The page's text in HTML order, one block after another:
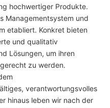
hochwertiger Produkte.
Managementsystem und
etabliert. Konkret bieten
und qualitativ
Lösungen, um ihren
zu werden.
verantwortungsvolles
hinaus leben wir nach der